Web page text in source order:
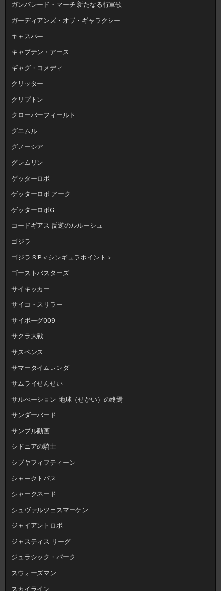
ガンパレード・マーチ 新たなる行軍歌
ガーディアンズ・オブ・ギャラクシー
キャスパー
キャプテン・アース
ギャグ・コメディ
クリッター
クリプトン
クローバーフィールド
グエムル
グノーシア
グレムリン
ゲッターロボ
ゲッターロボ アーク
ゲッターロボG
コードギアス 反逆のルルーシュ
ゴジラ
ゴジラ S.P＜シンギュラポイント＞
ゴーストバスターズ
サイキッカー
サイコ・スリラー
サイボーグ009
サクラ大戦
サスペンス
サマータイムレンダ
サムライせんせい
サルべーション-地球（せかい）の終焉-
サンダーバード
サンプル動画
シドニアの騎士
シブヤフィフティーン
シャークトパス
シャークネード
シュヴァルツェスマーケン
ジャイアントロボ
ジャスティス リーグ
ジュラシック・パーク
スウォーズマン
スカイライン